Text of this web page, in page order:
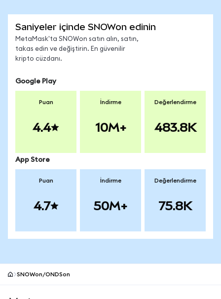
Saniyeler içinde SNOWon edinin
MetaMask'ta SNOWon satın alın, satın,
takas edin ve değiştirin. En güvenilir
kripto cüzdanı.
Google Play
Puan
4.4
İndirme
10M+
Değerlendirme
483.8K
App Store
Puan
4.7
İndirme
50M+
Değerlendirme
75.8K
SNOWon/ONDSon